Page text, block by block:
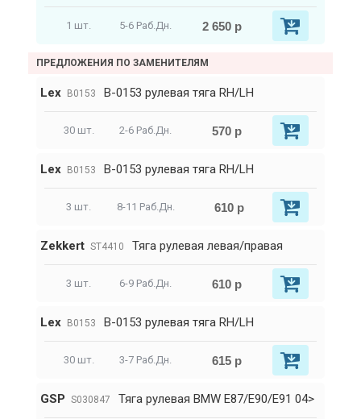
1 шт. 5-6 Раб.Дн. 2 650 р
ПРЕДЛОЖЕНИЯ ПО ЗАМЕНИТЕЛЯМ
Lex B0153 B-0153 рулевая тяга RH/LH
30 шт. 2-6 Раб.Дн. 570 р
Lex B0153 B-0153 рулевая тяга RH/LH
3 шт. 8-11 Раб.Дн. 610 р
Zekkert ST4410 Тяга рулевая левая/правая
3 шт. 6-9 Раб.Дн. 610 р
Lex B0153 B-0153 рулевая тяга RH/LH
30 шт. 3-7 Раб.Дн. 615 р
GSP S030847 Тяга рулевая BMW E87/E90/E91 04>